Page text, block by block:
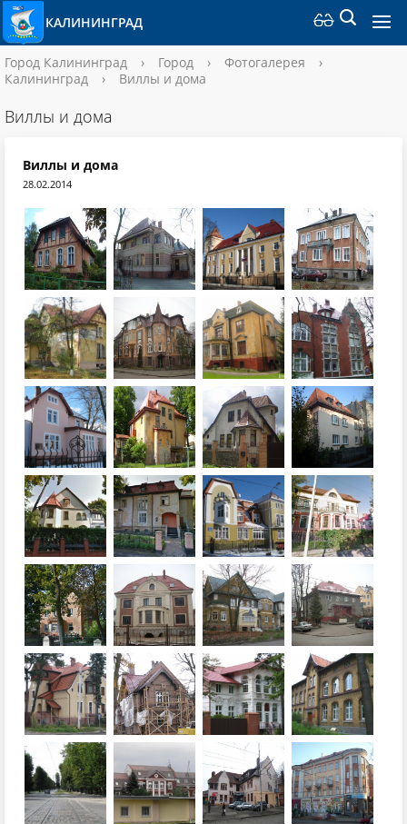
КАЛИНИНГРАД
Город Калининград › Город › Фотогалерея
›
Калининград
› Виллы и дома
Виллы и дома
Виллы и дома
28.02.2014